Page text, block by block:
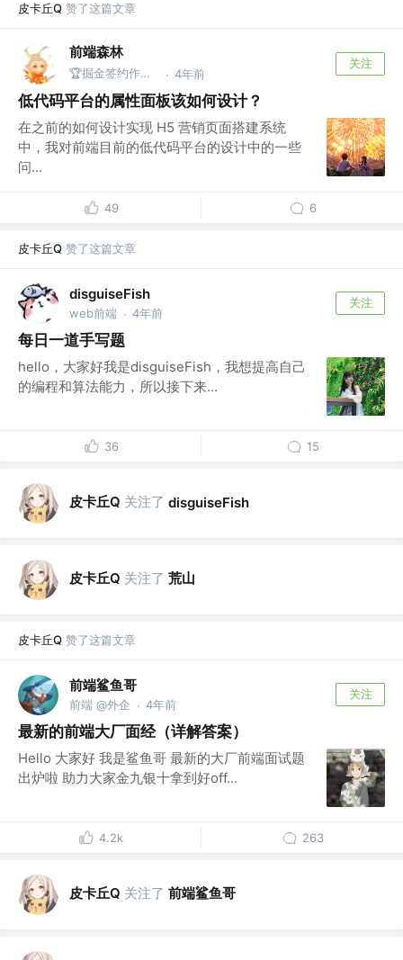
皮卡丘Q 赞了这篇文章
前端森林
🏆掘金签约作者 | Coding、篮球、旅行 @Cosen · 4年前
关注
低代码平台的属性面板该如何设计？
在之前的如何设计实现 H5 营销页面搭建系统
中，我对前端目前的低代码平台的设计中的一些
问...
49 6
皮卡丘Q 赞了这篇文章
disguiseFish
web前端 · 4年前
关注
每日一道手写题
hello，大家好我是disguiseFish，我想提高自己
的编程和算法能力，所以接下来...
36 15
皮卡丘Q 关注了 disguiseFish
皮卡丘Q 关注了 荒山
皮卡丘Q 赞了这篇文章
前端鲨鱼哥
前端 @外企 · 4年前
关注
最新的前端大厂面经（详解答案）
Hello 大家好 我是鲨鱼哥 最新的大厂前端面试题
出炉啦 助力大家金九银十拿到好off...
4.2k 263
皮卡丘Q 关注了 前端鲨鱼哥